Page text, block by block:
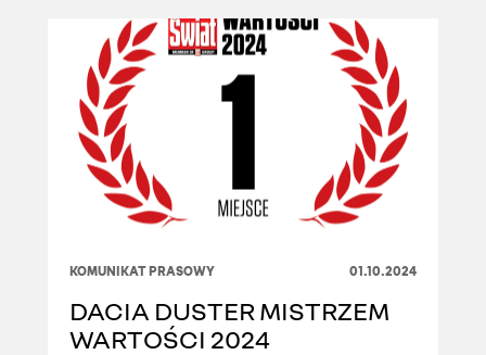
KOMUNIKAT PRASOWY 01.10.2024
DACIA DUSTER MISTRZEM
WARTOŚCI 2024